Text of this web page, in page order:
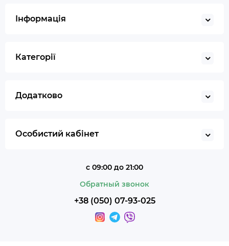
Гільйотина для сигар
Інформація
Категорії
Додатково
Особистий кабінет
с 09:00 до 21:00
Обратный звонок
+38 (050) 07-93-025